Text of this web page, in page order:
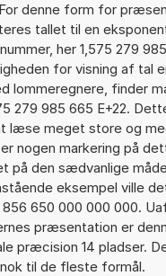
denne form for
tallet til en
her 1,575 279
for visning af tal
lommeregnere, finder
279 985 665 E+22.
læse meget store og
nogen markering på
på den sædvanlige
eksempel ville
856 650 000 000 000.
præsentation er
præcision 14 pladser.
til de fleste formål.